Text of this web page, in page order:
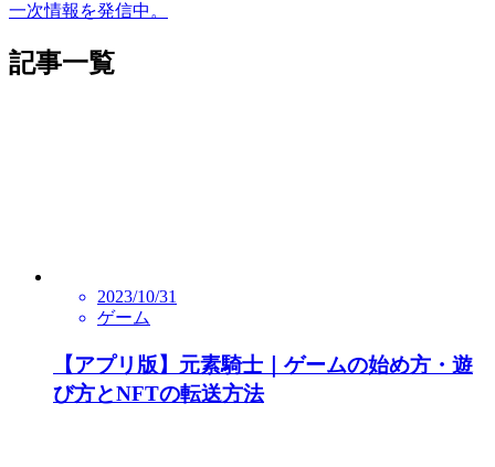
一次情報を発信中。
記事一覧
2023/10/31
ゲーム
【アプリ版】元素騎士｜ゲームの始め方・遊
び方とNFTの転送方法